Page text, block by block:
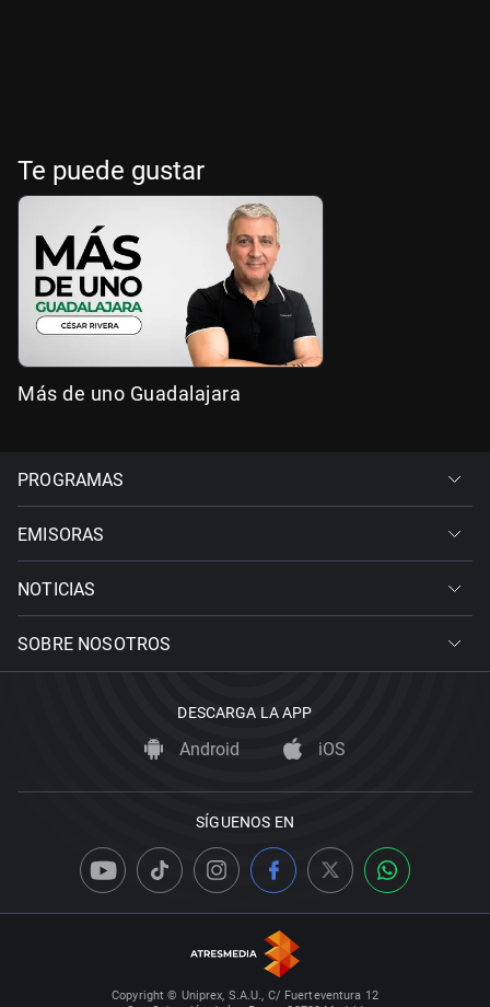
Te puede gustar
Más de uno Guadalajara
PROGRAMAS
EMISORAS
NOTICIAS
SOBRE NOSOTROS
DESCARGA LA APP
Android iOS
SÍGUENOS EN
Copyright © Uniprex, S.A.U., C/ Fuerteventura 12